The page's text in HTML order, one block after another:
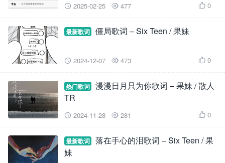
 2025-02-25  477  0
最新歌词 僵局歌词 – Six Teen / 果妹
 2024-12-07  473  0
热门歌词
漫漫日月只为你歌词 – 果妹 / 散人
TR
 2024-11-28  281  0
最新歌词
落在手心的泪歌词 – Six Teen / 果
妹